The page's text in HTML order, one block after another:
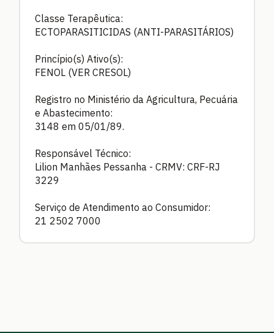
Classe Terapêutica:
ECTOPARASITICIDAS (ANTI-PARASITÁRIOS)
Princípio(s) Ativo(s):
FENOL (VER CRESOL)
Registro no Ministério da Agricultura, Pecuária
e Abastecimento:
3148 em 05/01/89.
Responsável Técnico:
Lilion Manhães Pessanha - CRMV: CRF-RJ
3229
Serviço de Atendimento ao Consumidor:
21 2502 7000